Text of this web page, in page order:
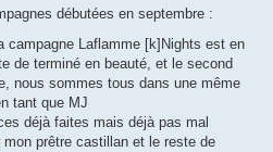
débutées en septembre :
campagne Laflamme [k]Nights est en
de terminé en beauté, et le second
nous sommes tous dans une même
tant que MJ
déjà faites mais déjà pas mal
prêtre castillan et le reste de